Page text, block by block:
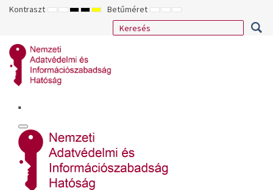
Kontraszt ALAPÉRTELMEZETT
ÉJSZAKAI
NAGY
KONTRASZTÚ
NAGY
KONTRASZTÚ
NAGY
KONTRASZTÚ
SÁRGA
FEKETE
Betűméret KISEBB
BETŰTÍPUS
ALAPÉRTELMEZETT
BETŰMÉRET
NAGYOBB
BETŰMÉRET